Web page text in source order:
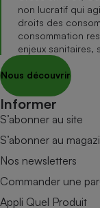
non lucratif qui
droits des
consommation
enjeux sanitaires,
Nous découvrir
Informer
S’abonner au site
S’abonner au
Nos newsletters
Commander une
Appli Quel Produit